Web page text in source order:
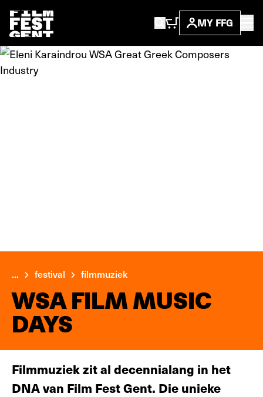
MY FFG
... festival filmmuziek
WSA FILM MUSIC
DAYS
Filmmuziek zit al decennialang in het
DNA van Film Fest Gent. Die unieke